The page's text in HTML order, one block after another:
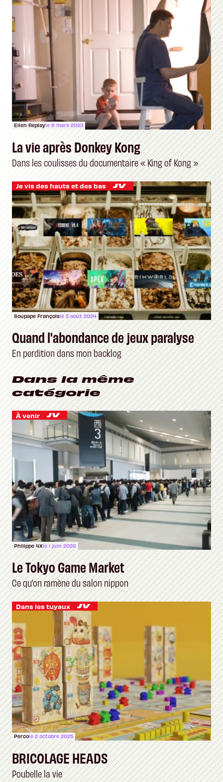
Ellen Replayle 9 mars 2023
La vie après Donkey Kong
Dans les coulisses du documentaire « King of Kong »
Je vis des hauts et des bas
Soupape Françoisle 5 août 2024
Quand l'abondance de jeux paralyse
En perdition dans mon backlog
Dans la même
catégorie
À venir
Philippe 4Xle 1 juin 2026
Le Tokyo Game Market
Ce qu’on ramène du salon nippon
Dans les tuyaux
Percole 2 octobre 2025
BRICOLAGE HEADS
Poubelle la vie